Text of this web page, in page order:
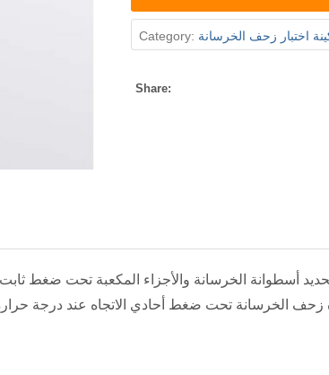
Category: اختبار زحف الخرسانة
Share:
أسطوانة الخرسانة والأجزاء المكعبة تحت ضغط